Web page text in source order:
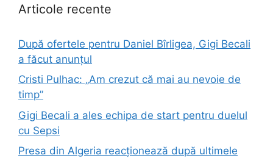
Articole recente
După ofertele pentru Daniel Bîrligea, Gigi Becali
a făcut anunțul
Cristi Pulhac: „Am crezut că mai au nevoie de
timp”
Gigi Becali a ales echipa de start pentru duelul
cu Sepsi
Presa din Algeria reacționează după ultimele